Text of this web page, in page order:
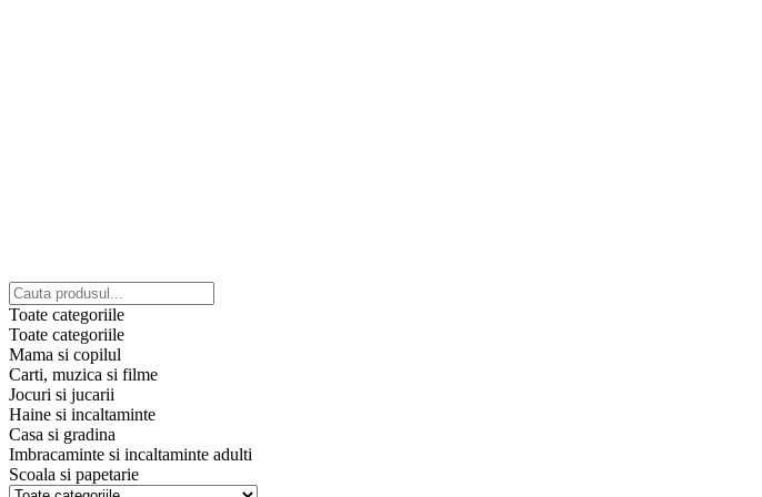
Toate categoriile
Toate categoriile
Mama si copilul
Carti, muzica si filme
Jocuri si jucarii
Haine si incaltaminte
Casa si gradina
Imbracaminte si incaltaminte adulti
Scoala si papetarie